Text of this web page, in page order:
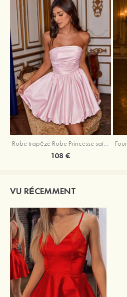
Robe trapèze Robe Princesse satin sans manches courte/mini robe de fête de la rentrée
108 €
VU RÉCEMMENT